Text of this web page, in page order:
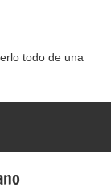
todo de una